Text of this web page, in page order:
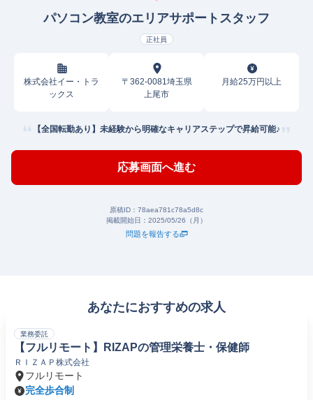
パソコン教室のエリアサポートスタッフ
正社員
株式会社イー・トラ
ックス
〒362-0081埼玉県
上尾市
月給25万円以上
【全国転勤あり】未経験から明確なキャリアステップで昇給可能♪
応募画面へ進む
原稿ID： 78aea781c78a5d8c
掲載開始日： 2025/05/26（月）
問題を報告する
あなたにおすすめの求人
業務委託
【フルリモート】RIZAPの管理栄養士・保健師
ＲＩＺＡＰ株式会社
フルリモート
完全歩合制